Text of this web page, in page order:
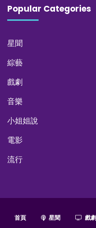
Popular Categories
星聞
綜藝
戲劇
音樂
小姐姐說
電影
流行
首頁 星聞 戲劇